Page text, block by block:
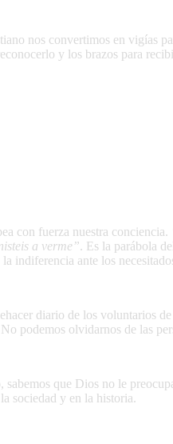
nos convertimos en vigías
y los brazos para
con fuerza nuestra conciencia.
a verme”. Es la parábola
indiferencia ante los
diario de los voluntarios
podemos olvidarnos de las
que Dios no le
sociedad y en la historia.